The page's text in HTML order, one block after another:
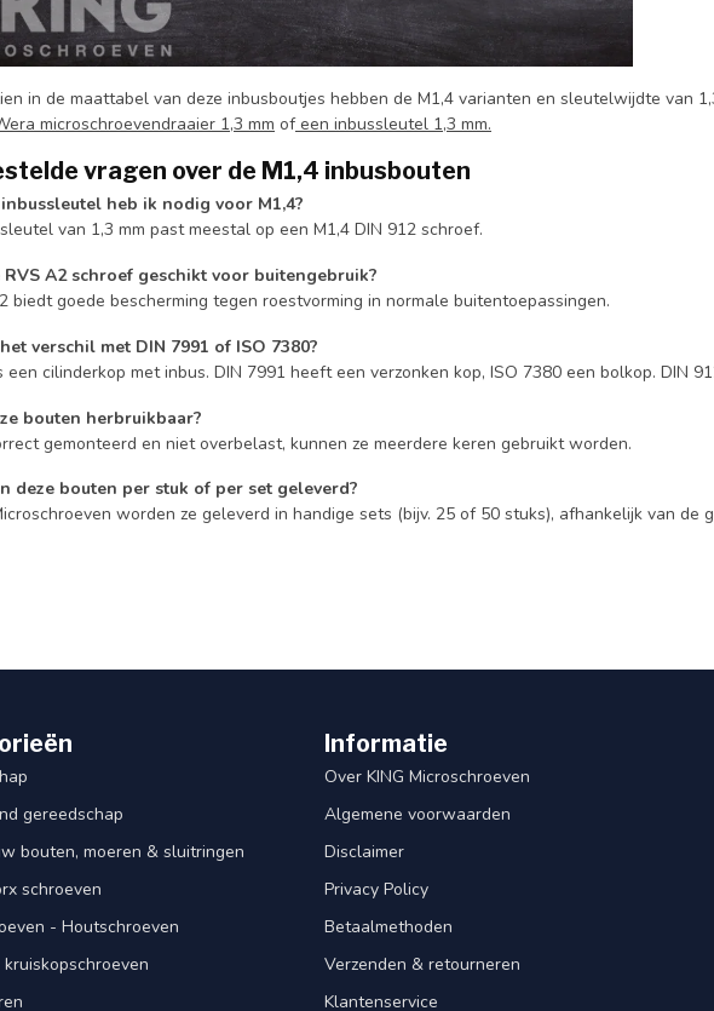
in de maattabel van deze inbusboutjes hebben de M1,4 varianten en sleutelwijdte van
microschroevendraaier 1,3 mm ofeen inbussleutel 1,3 mm.
vragen over de M1,4 inbusbouten
heb ik nodig voor M1,4?
van 1,3 mm past meestal op een M1,4 DIN 912 schroef.
RVS A2 schroef geschikt voor buitengebruik?
biedt goede bescherming tegen roestvorming in normale buitentoepassingen.
verschil met DIN 7991 of ISO 7380?
een cilinderkop met inbus. DIN 7991 heeft een verzonken kop, ISO 7380 een bolkop. DIN
bouten herbruikbaar?
gemonteerd en niet overbelast, kunnen ze meerdere keren gebruikt worden.
deze bouten per stuk of per set geleverd?
worden ze geleverd in handige sets (bijv. 25 of 50 stuks), afhankelijk van
gereedschap
bouten, moeren & sluitringen
schroeven
- Houtschroeven
Informatie
Over KING Microschroeven
Algemene voorwaarden
Disclaimer
Privacy Policy
Betaalmethoden
Verzenden & retourneren
Klantenservice